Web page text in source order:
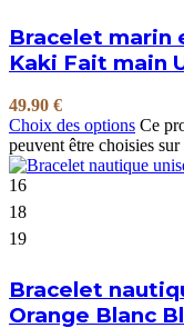
Bracelet marin
Kaki Fait main
49.90 €
Choix des options Ce
peuvent être choisies
16
18
19
Bracelet
Orange Blanc